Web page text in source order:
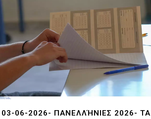
03-06-2026- ΠΑΝΕΛΛΉΝΙΕΣ 2026- ΤΑ